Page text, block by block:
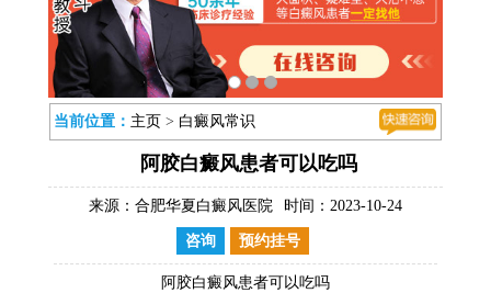
当前位置： 主页 > 白癜风常识
阿胶白癜风患者可以吃吗
来源： 合肥华夏白癜风医院 时间：2023-10-24
咨询 预约挂号
阿胶白癜风患者可以吃吗